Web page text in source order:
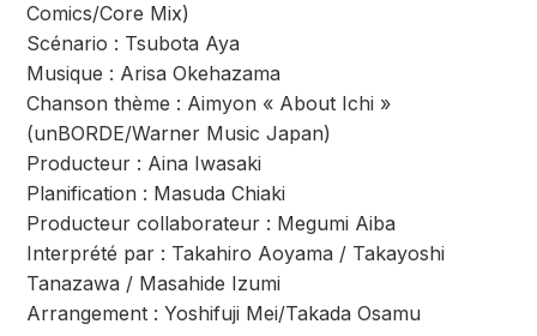
Comics/Core Mix)
Scénario : Tsubota Aya
Musique : Arisa Okehazama
Chanson thème : Aimyon « About Ichi »
(unBORDE/Warner Music Japan)
Producteur : Aina Iwasaki
Planification : Masuda Chiaki
Producteur collaborateur : Megumi Aiba
Interprété par : Takahiro Aoyama / Takayoshi
Tanazawa / Masahide Izumi
Arrangement : Yoshifuji Mei/Takada Osamu